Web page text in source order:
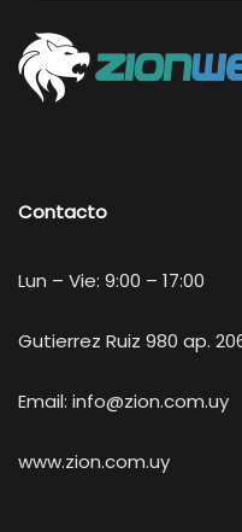
Contacto
Lun – Vie: 9:00 – 17:00
Gutierrez Ruiz 980 ap.
Email: info@zion.com.uy
www.zion.com.uy